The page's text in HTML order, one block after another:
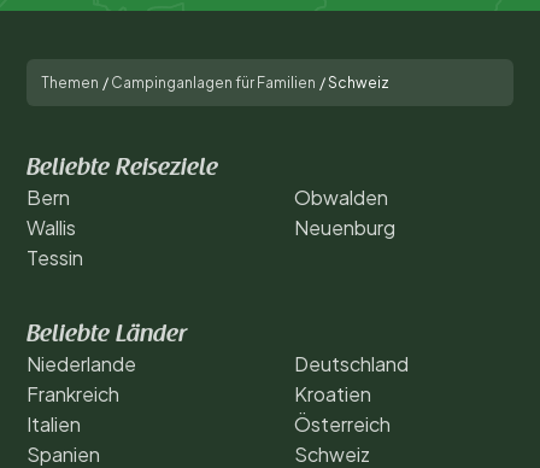
Themen / Campinganlagen für Familien /Schweiz
Beliebte Reiseziele
Bern
Wallis
Tessin
Obwalden
Neuenburg
Beliebte Länder
Niederlande
Frankreich
Italien
Spanien
Deutschland
Kroatien
Österreich
Schweiz